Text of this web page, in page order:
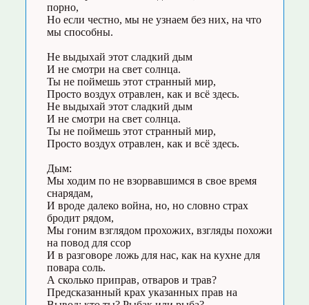
порно,
Но если честно, мы не узнаем без них, на что
мы способны.
Не выдыхай этот сладкий дым
И не смотри на свет солнца.
Ты не поймешь этот странный мир,
Просто воздух отравлен, как и всё здесь.
Не выдыхай этот сладкий дым
И не смотри на свет солнца.
Ты не поймешь этот странный мир,
Просто воздух отравлен, как и всё здесь.
Дым:
Мы ходим по не взорвавшимся в свое время
снарядам,
И вроде далеко война, но, но словно страх
бродит рядом,
Мы гоним взглядом прохожих, взгляды похожи
на повод для ссор
И в разговоре ложь для нас, как на кухне для
повара соль.
А сколько приправ, отваров и трав?
Предсказанный крах указанных прав на